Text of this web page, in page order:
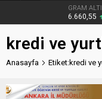
GRAM
6.660,55
kredi ve
Anasayfa Etiket:kredi ve